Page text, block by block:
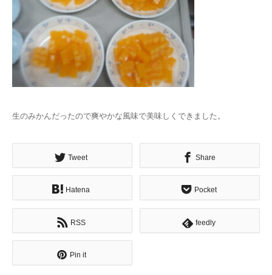
生のみかんだったので爽やかな風味で美味しくできました。
Tweet Share
Hatena Pocket
RSS feedly
Pin it